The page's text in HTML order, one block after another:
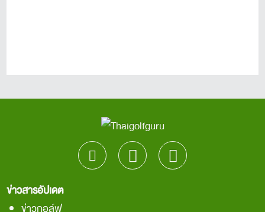
ข่าวสารอัปเดต